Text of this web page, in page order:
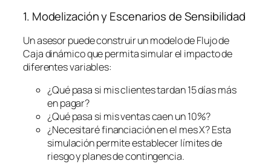
1. Modelización y Escenarios de Sensibilidad
Un asesor puede construir un modelo de Flujo de
Caja dinámico que permita simular el impacto de
diferentes variables:
¿Qué pasa si mis clientes tardan 15 días más
en pagar?
¿Qué pasa si mis ventas caen un 10%?
¿Necesitaré financiación en el mes X? Esta
simulación permite establecer límites de
riesgo y planes de contingencia.